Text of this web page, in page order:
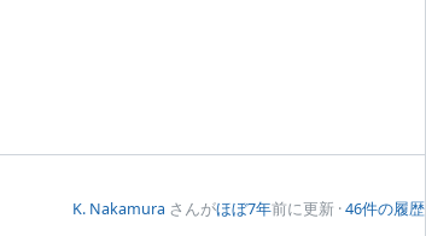
K. Nakamura さんがほぼ7年前に更新 ·46件の履歴